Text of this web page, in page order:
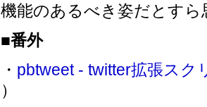
機能のあるべき姿だとすら
■番外
・ pbtweet - twitter拡張スク
）